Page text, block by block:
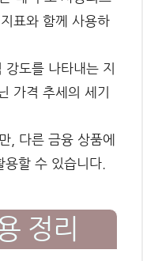
표와 함께 사용하
도를 나타내는 지
가격 추세의 세기
, 다른 금융 상품에
할 수 있습니다.
정리